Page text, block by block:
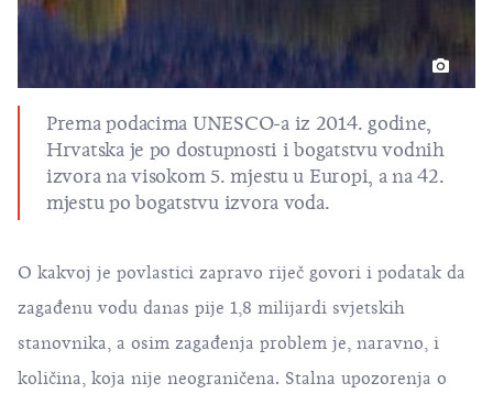
Prema podacima UNESCO-a iz 2014. godine,
Hrvatska je po dostupnosti i bogatstvu vodnih
izvora na visokom 5. mjestu u Europi, a na 42.
mjestu po bogatstvu izvora voda.
O kakvoj je povlastici zapravo riječ govori i podatak da
zagađenu vodu danas pije 1,8 milijardi svjetskih
stanovnika, a osim zagađenja problem je, naravno, i
količina, koja nije neograničena. Stalna upozorenja o